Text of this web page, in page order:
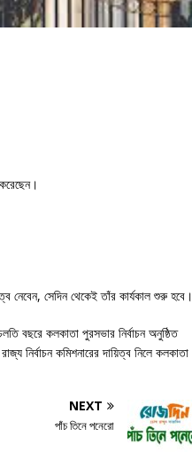
নেবেন, সেদিন থেকেই তাঁর কার্যকাল শুরু হবে।
বছরে কলকাতা পুরসভার নির্বাচন অনুষ্ঠিত
নির্বাচন কমিশনারের দায়িত্ব নিলে কলকাতা
NEXT
পাঁচ তিনে পনেরো